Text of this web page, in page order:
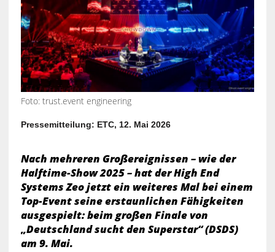
Foto: trust.event engineering
Pressemitteilung: ETC, 12. Mai 2026
Nach mehreren Großereignissen – wie der
Halftime-Show 2025 – hat der High End
Systems Zeo jetzt ein weiteres Mal bei einem
Top-Event seine erstaunlichen Fähigkeiten
ausgespielt: beim großen Finale von
„Deutschland sucht den Superstar“ (DSDS)
am 9. Mai.